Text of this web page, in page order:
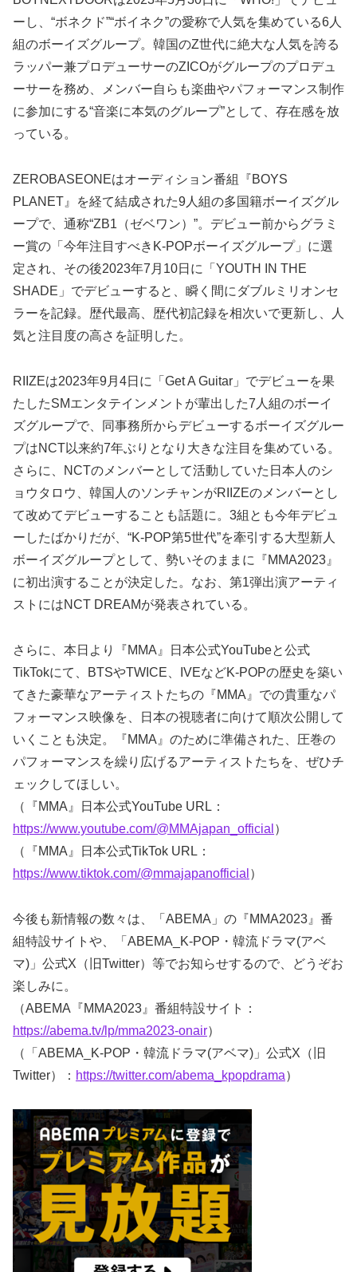
ーし、“ボネクド”“ボイネク”の愛称で人気を集めている6人
組のボーイズグループ。韓国のZ世代に絶大な人気を誇る
ラッパー兼プロデューサーのZICOがグループのプロデュ
ーサーを務め、メンバー自らも楽曲やパフォーマンス制作
に参加にする“音楽に本気のグループ”として、存在感を放
っている。
ZEROBASEONEはオーディション番組『BOYS
PLANET』を経て結成された9人組の多国籍ボーイズグル
ープで、通称“ZB1（ゼベワン）”。デビュー前からグラミ
ー賞の「今年注目すべきK-POPボーイズグループ」に選
定され、その後2023年7月10日に「YOUTH IN THE
SHADE」でデビューすると、瞬く間にダブルミリオンセ
ラーを記録。歴代最高、歴代初記録を相次いで更新し、人
気と注目度の高さを証明した。
RIIZEは2023年9月4日に「Get A Guitar」でデビューを果
たしたSMエンタテインメントが輩出した7人組のボーイ
ズグループで、同事務所からデビューするボーイズグルー
プはNCT以来約7年ぶりとなり大きな注目を集めている。
さらに、NCTのメンバーとして活動していた日本人のシ
ョウタロウ、韓国人のソンチャンがRIIZEのメンバーとし
て改めてデビューすることも話題に。3組とも今年デビュ
ーしたばかりだが、“K-POP第5世代”を牽引する大型新人
ボーイズグループとして、勢いそのままに『MMA2023』
に初出演することが決定した。なお、第1弾出演アーティ
ストにはNCT DREAMが発表されている。
さらに、本日より『MMA』日本公式YouTubeと公式
TikTokにて、BTSやTWICE、IVEなどK-POPの歴史を築い
てきた豪華なアーティストたちの『MMA』での貴重なパ
フォーマンス映像を、日本の視聴者に向けて順次公開して
いくことも決定。『MMA』のために準備された、圧巻の
パフォーマンスを繰り広げるアーティストたちを、ぜひチ
ェックしてほしい。
（『MMA』日本公式YouTube URL：
https://www.youtube.com/@MMAjapan_official ）
（『MMA』日本公式TikTok URL：
https://www.tiktok.com/@mmajapanofficial ）
今後も新情報の数々は、「ABEMA」の『MMA2023』番
組特設サイトや、「ABEMA_K-POP・韓流ドラマ(アベ
マ)」公式X（旧Twitter）等でお知らせするので、どうぞお
楽しみに。
（ABEMA『MMA2023』番組特設サイト：
https://abema.tv/lp/mma2023-onair）
（「ABEMA_K-POP・韓流ドラマ(アベマ)」公式X（旧
Twitter）： https://twitter.com/abema_kpopdrama）